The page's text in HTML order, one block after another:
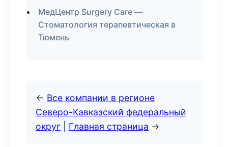
МедЦентр Surgery Care —
Стоматология терапевтическая в
Тюмень
← Все компании в регионе
Северо-Кавказский федеральный
округ
Главная страница →